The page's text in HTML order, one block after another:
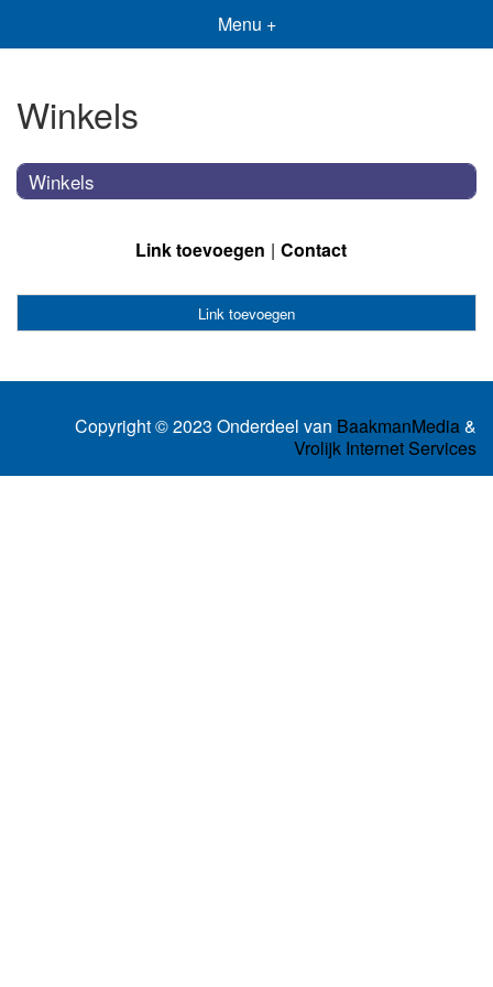
Menu +
Winkels
Winkels
Link toevoegen Contact
Link toevoegen
Copyright © 2023 Onderdeel van BaakmanMedia&
Vrolijk Internet Services